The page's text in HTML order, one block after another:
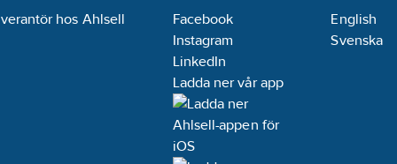
hos Ahlsell
Facebook
Instagram
LinkedIn
Ladda ner vår app
English
Svenska